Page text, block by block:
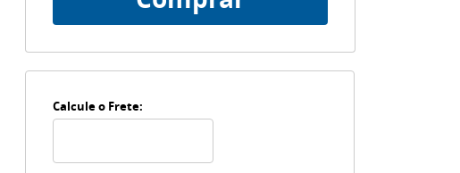
Calcule o Frete: